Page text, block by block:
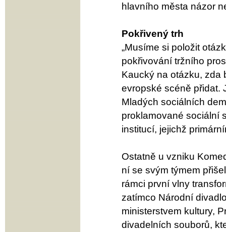
hlavního města názor
Pokřivený trh
„Musíme si položit
pokřivování tržního
Kaucký na otázku, zda
evropské scéně přidat.
Mladých sociálních
proklamované sociální
institucí, jejichž
Ostatně u vzniku
ní se svým týmem
rámci první vlny
zatímco Národní
ministerstvem kultury,
divadelních souborů,